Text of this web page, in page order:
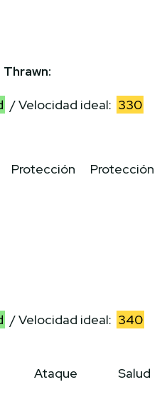
/ Velocidad ideal: 330
Protección Protección
/ Velocidad ideal: 340
Ataque Salud